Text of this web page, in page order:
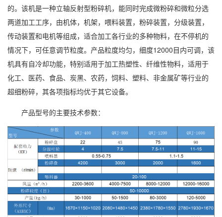
的。该机是一种立轴反射型粉碎机，能同时完成微粉碎和微粒分选
两道加工工序，由机体，机架，喂料装置，粉碎装置，分级装置，
传动装置和电机等组成，适合加工各行业的多种物料，在不停机的
情况下，可任意调节粒度。产品粒度均匀，细度12000目内可调，该
机具有自冷却功能，特别适用于加工热塑性、纤维性物料，适用于
化工、医药、食品、炭黑、农药，饲料、塑料、非金属矿等行业的
超细粉碎，其各项指标均优于其它设备。
产品型号的主要技术参数：